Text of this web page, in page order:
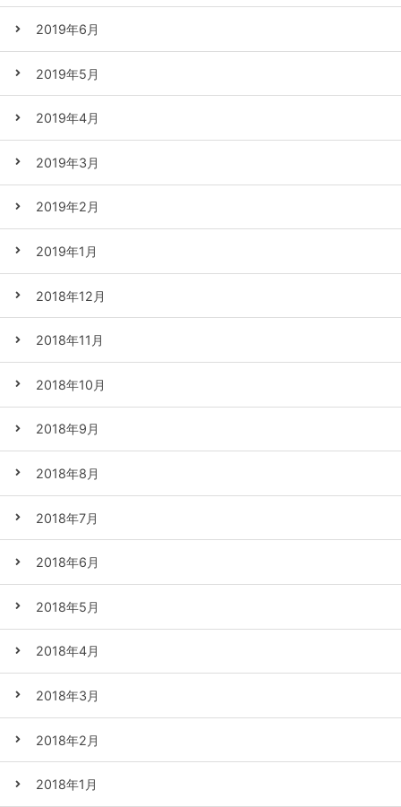
2019年6月
2019年5月
2019年4月
2019年3月
2019年2月
2019年1月
2018年12月
2018年11月
2018年10月
2018年9月
2018年8月
2018年7月
2018年6月
2018年5月
2018年4月
2018年3月
2018年2月
2018年1月